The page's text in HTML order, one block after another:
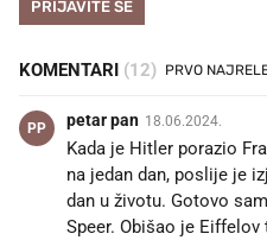
PRIJAVITE SE
KOMENTARI (12)
PP petar pan 18.06.2024.
Kada je Hitler porazio
na jedan dan, poslije je
dan u životu. Gotovo
Speer. Obišao je